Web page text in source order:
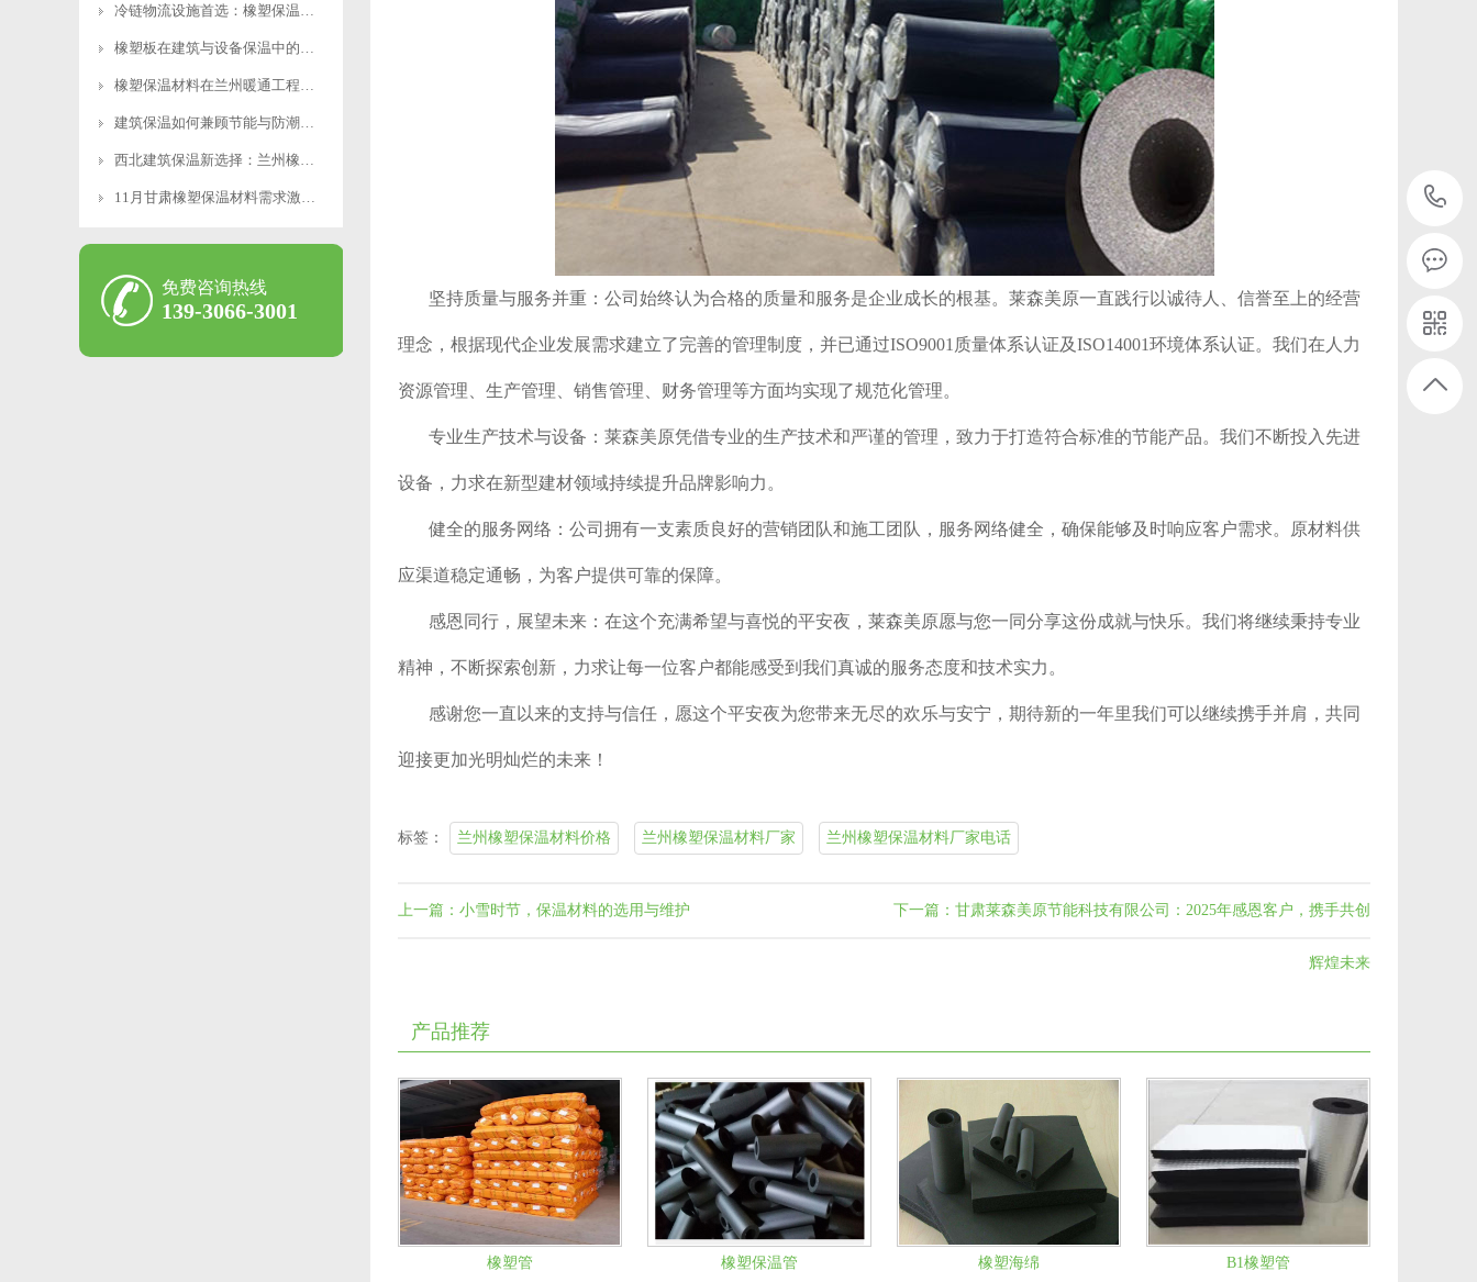
冷链物流设施首选：橡塑保温材料的防结露性能实测！
橡塑板在建筑与设备保温中的应用及兰州地区使用要点
橡塑保温材料在兰州暖通工程中的应用与选型建议
建筑保温如何兼顾节能与防潮？橡塑板的性能优势与选型
西北建筑保温新选择：兰州橡塑管的技术优势与应用实践
11月甘肃橡塑保温材料需求激增？莱森美原应对冬季供
免费咨询热线
139-3066-3001
坚持质量与服务并重：公司始终认为合格的质量和服务是企业成长的根基。莱森美原一直践行以诚待人、信誉至上的经营
理念，根据现代企业发展需求建立了完善的管理制度，并已通过ISO9001质量体系认证及ISO14001环境体系认证。我们在人力
资源管理、生产管理、销售管理、财务管理等方面均实现了规范化管理。
专业生产技术与设备：莱森美原凭借专业的生产技术和严谨的管理，致力于打造符合标准的节能产品。我们不断投入先进
设备，力求在新型建材领域持续提升品牌影响力。
健全的服务网络：公司拥有一支素质良好的营销团队和施工团队，服务网络健全，确保能够及时响应客户需求。原材料供
应渠道稳定通畅，为客户提供可靠的保障。
感恩同行，展望未来：在这个充满希望与喜悦的平安夜，莱森美原愿与您一同分享这份成就与快乐。我们将继续秉持专业
精神，不断探索创新，力求让每一位客户都能感受到我们真诚的服务态度和技术实力。
感谢您一直以来的支持与信任，愿这个平安夜为您带来无尽的欢乐与安宁，期待新的一年里我们可以继续携手并肩，共同
迎接更加光明灿烂的未来！
标签： 兰州橡塑保温材料价格 兰州橡塑保温材料厂家 兰州橡塑保温材料厂家电话
上一篇：小雪时节，保温材料的选用与维护 下一篇：甘肃莱森美原节能科技有限公司：2025年感恩客户，携手共创
辉煌未来
产品推荐
橡塑管 橡塑保温管 橡塑海绵 B1橡塑管